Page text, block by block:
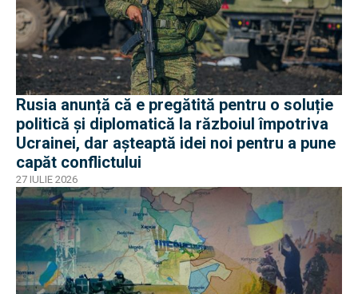
Rusia anunță că e pregătită pentru o soluție
politică și diplomatică la războiul împotriva
Ucrainei, dar așteaptă idei noi pentru a pune
capăt conflictului
27 IULIE 2026